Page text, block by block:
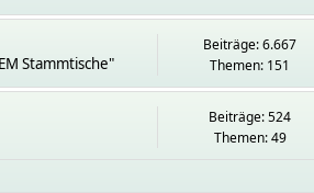
Stammtische"
Beiträge: 6.667
Themen: 151
Beiträge: 524
Themen: 49